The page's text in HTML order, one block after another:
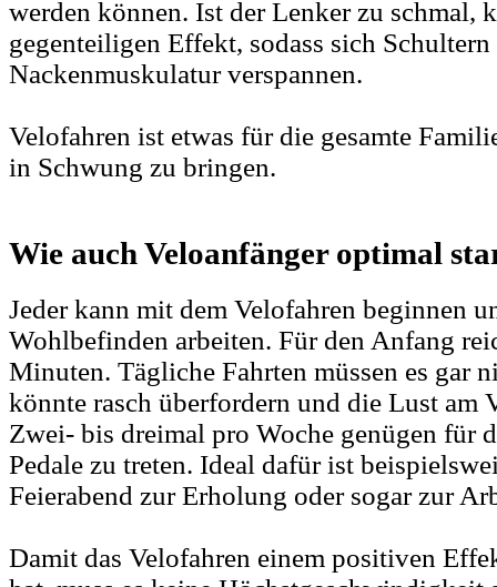
werden können. Ist der Lenker zu schmal,
gegenteiligen Effekt, sodass sich
Nackenmuskulatur verspannen.
Velofahren ist etwas für die gesamte
in Schwung zu bringen.
Wie auch Veloanfänger optimal
Jeder kann mit dem Velofahren beginnen
Wohlbefinden arbeiten. Für den Anfang
Minuten. Tägliche Fahrten müssen es gar
könnte rasch überfordern und die Lust am
Zwei- bis dreimal pro Woche genügen für
Pedale zu treten. Ideal dafür ist
Feierabend zur Erholung oder sogar zur
Damit das Velofahren einem positiven